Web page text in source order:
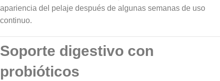
apariencia del pelaje después de algunas semanas de uso
continuo.
Soporte digestivo con
probióticos